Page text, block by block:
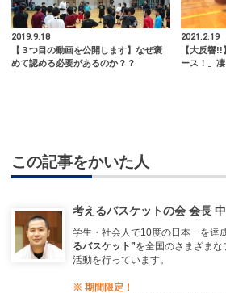
2019.9.18
【３つ目の動画を公開します】なぜ褒
めて認める必要があるのか？？
2021.2.19
【大反響
ース！」
この記事をかいた人
考えるバスケットの会 会長
学生・社会人で10度の日本一を達
るバスケット”を全国のさまざま
活動を行っています。
※ 期間限定！